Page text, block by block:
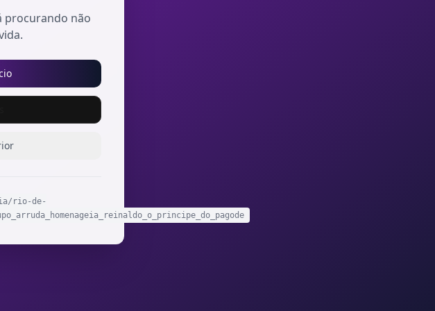
procurando não
rio-de-